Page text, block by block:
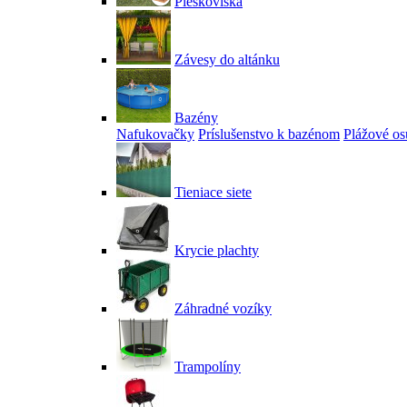
Závesy do altánku
Bazény
Nafukovačky Príslušenstvo k bazénom Plážové
Tieniace siete
Krycie plachty
Záhradné vozíky
Trampolíny